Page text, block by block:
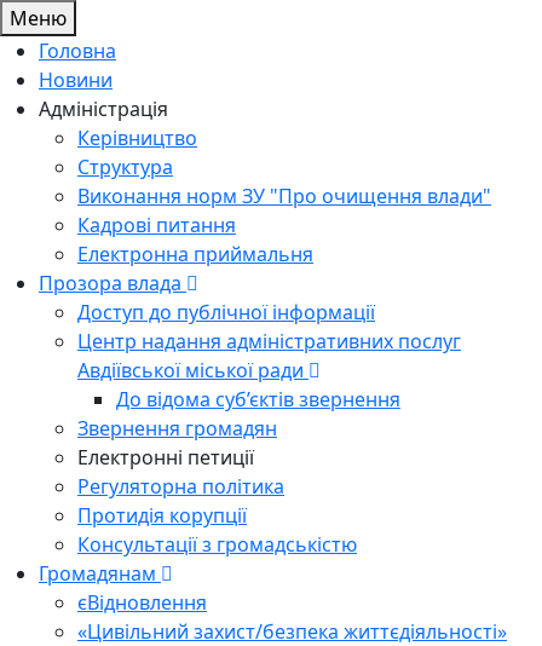
Меню
Головна
Новини
Адміністрація
Керівництво
Структура
Виконання норм ЗУ "Про очищення влади"
Кадрові питання
Електронна приймальня
Прозора влада
Доступ до публічної інформації
Центр надання адміністративних послуг
Авдіївської міської ради
До відома суб’єктів звернення
Звернення громадян
Електронні петиції
Регуляторна політика
Протидія корупції
Консультації з громадськістю
Громадянам
єВідновлення
«Цивільний захист/безпека життєдіяльності»